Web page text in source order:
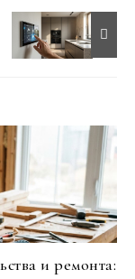
и ремонта: